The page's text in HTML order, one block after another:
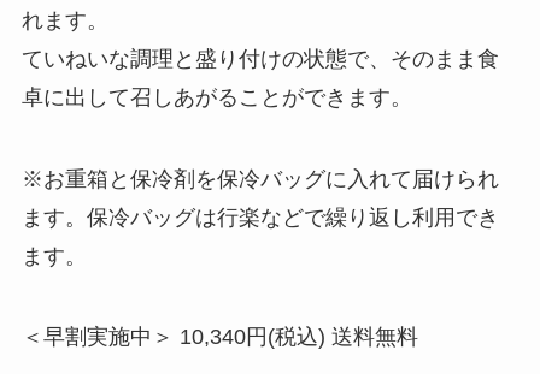
れます。
ていねいな調理と盛り付けの状態で、そのまま食
卓に出して召しあがることができます。
※お重箱と保冷剤を保冷バッグに入れて届けられ
ます。保冷バッグは行楽などで繰り返し利用でき
ます。
＜早割実施中＞ 10,340円(税込) 送料無料